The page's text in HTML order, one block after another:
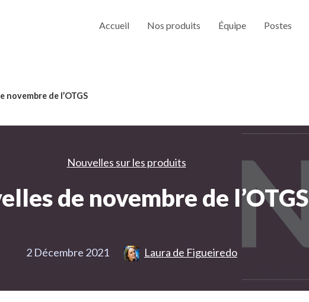
Accueil Nos produits Équipe Postes
novembre de l’OTGS
Nouvelles sur les produits
de novembre de l’OTGS
2 Décembre 2021 Laura de Figueiredo